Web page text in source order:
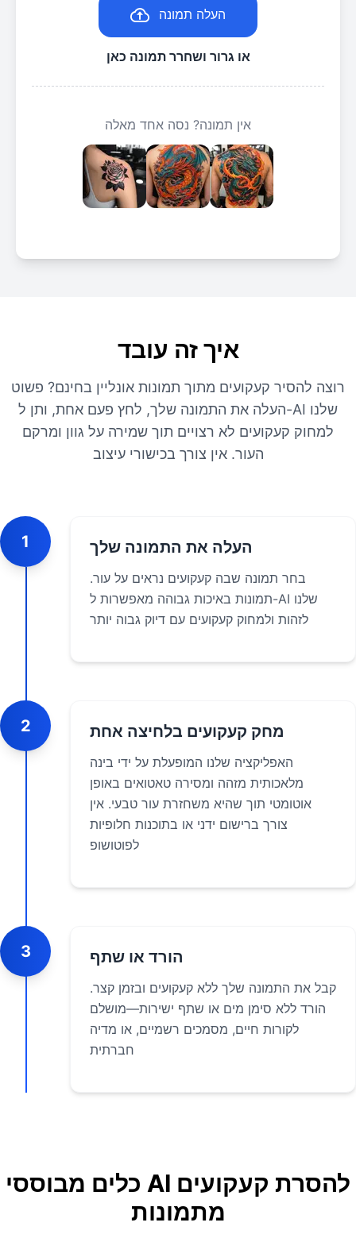
העלה תמונה
או גרור ושחרר תמונה כאן
אין תמונה? נסה אחד מאלה
איך זה עובד
רוצה להסיר קעקועים מתוך תמונות אונליין בחינם? פשוט
העלה את התמונה שלך, לחץ פעם אחת, ותן ל-AI שלנו
למחוק קעקועים לא רצויים תוך שמירה על גוון ומרקם
העור. אין צורך בכישורי עיצוב
1 העלה את התמונה שלך
בחר תמונה שבה קעקועים נראים על עור.
תמונות באיכות גבוהה מאפשרות ל-AI שלנו
לזהות ולמחוק קעקועים עם דיוק גבוה יותר
2 מחק קעקועים בלחיצה אחת
האפליקציה שלנו המופעלת על ידי בינה
מלאכותית מזהה ומסירה טאטואים באופן
אוטומטי תוך שהיא משחזרת עור טבעי. אין
צורך ברישום ידני או בתוכנות חלופיות
לפוטושופ
3 הורד או שתף
קבל את התמונה שלך ללא קעקועים ובזמן קצר.
הורד ללא סימן מים או שתף ישירות—מושלם
לקורות חיים, מסמכים רשמיים, או מדיה
חברתית
כלים מבוססי AI להסרת קעקועים
מתמונות